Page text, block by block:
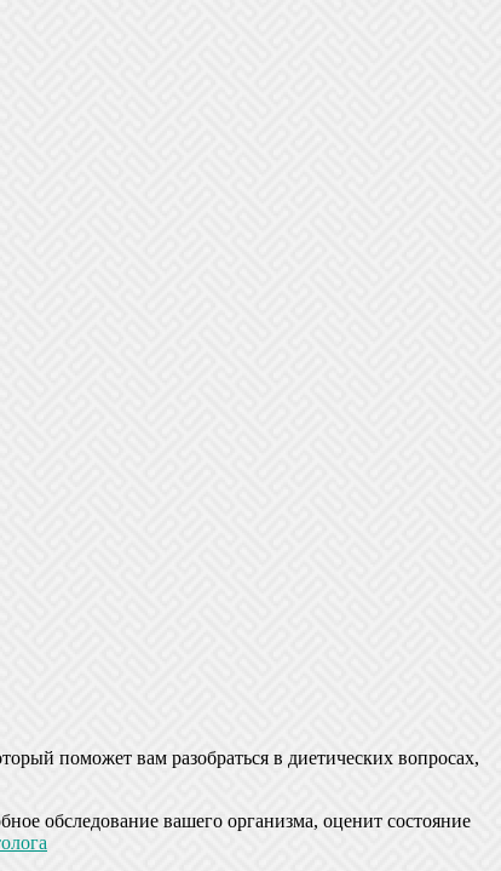
поможет вам разобраться в диетических вопросах,
обследование вашего организма, оценит состояние